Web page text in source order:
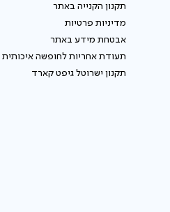
תקנון הקנייה באתר
מדיניות פרטיות
אבטחת מידע באתר
תעודת אחריות לחופשה איכותית
תקנון ישרוטל גיפט קארד